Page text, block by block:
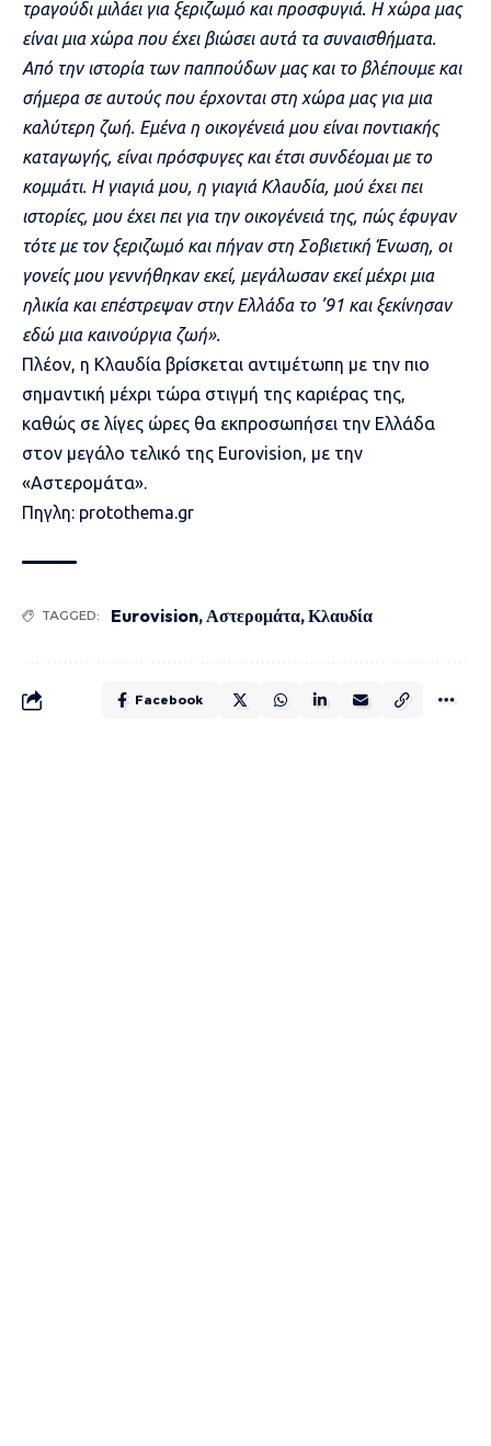
τραγούδι μιλάει για ξεριζωμό και προσφυγιά. Η χώρα μας
είναι μια χώρα που έχει βιώσει αυτά τα συναισθήματα.
Από την ιστορία των παππούδων μας και το βλέπουμε και
σήμερα σε αυτούς που έρχονται στη χώρα μας για μια
καλύτερη ζωή. Εμένα η οικογένειά μου είναι ποντιακής
καταγωγής, είναι πρόσφυγες και έτσι συνδέομαι με το
κομμάτι. Η γιαγιά μου, η γιαγιά Κλαυδία, μού έχει πει
ιστορίες, μου έχει πει για την οικογένειά της, πώς έφυγαν
τότε με τον ξεριζωμό και πήγαν στη Σοβιετική Ένωση, οι
γονείς μου γεννήθηκαν εκεί, μεγάλωσαν εκεί μέχρι μια
ηλικία και επέστρεψαν στην Ελλάδα το ’91 και ξεκίνησαν
εδώ μια καινούργια ζωή».
Πλέον, η Κλαυδία βρίσκεται αντιμέτωπη με την πιο
σημαντική μέχρι τώρα στιγμή της καριέρας της,
καθώς σε λίγες ώρες θα εκπροσωπήσει την Ελλάδα
στον μεγάλο τελικό της Eurovision, με την
«Αστερομάτα».
Πηγλη: protothema.gr
TAGGED: Eurovision,Αστερομάτα,Κλαυδία
Facebook